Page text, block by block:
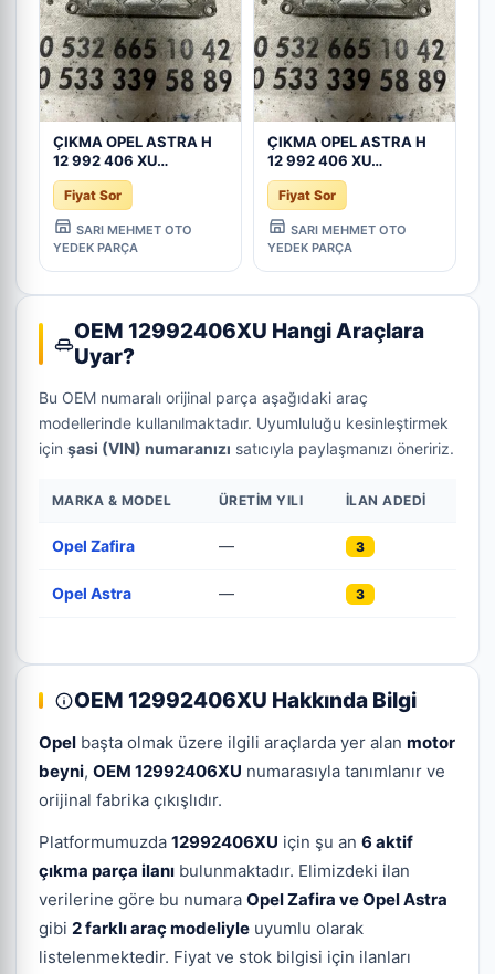
ÇIKMA OPEL ASTRA H
12 992 406 XU
12992406XU MOTOR
BEYNİ - Konya Çıkma
Parça
Fiyat Sor
SARI MEHMET OTO
YEDEK PARÇA
ÇIKMA OPEL ASTRA H
12 992 406 XU
12992406XU MOTOR
BEYNİ - Konya Çıkma
Parça
Fiyat Sor
SARI MEHMET OTO
YEDEK PARÇA
OEM 12992406XU Hangi Araçlara
Uyar?
Bu OEM numaralı orijinal parça aşağıdaki araç
modellerinde kullanılmaktadır. Uyumluluğu kesinleştirmek
için şasi (VIN) numaranızı satıcıyla paylaşmanızı öneririz.
MARKA & MODEL ÜRETIM YILI İLAN ADEDI
Opel Zafira — 3
Opel Astra — 3
OEM 12992406XU Hakkında Bilgi
Opel başta olmak üzere ilgili araçlarda yer alan motor
beyni, OEM 12992406XU numarasıyla tanımlanır ve
orijinal fabrika çıkışlıdır.
Platformumuzda 12992406XU için şu an 6 aktif
çıkma parça ilanı bulunmaktadır. Elimizdeki ilan
verilerine göre bu numara Opel Zafira ve Opel Astra
gibi 2 farklı araç modeliyle uyumlu olarak
listelenmektedir. Fiyat ve stok bilgisi için ilanları